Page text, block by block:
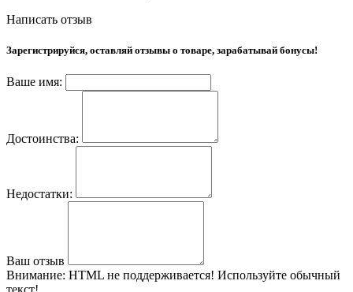
Написать отзыв
Зарегистрируйся, оставляй отзывы о товаре, зарабатывай бонусы!
Ваше имя:
Достоинства:
Недостатки:
Ваш отзыв
Внимание: HTML не поддерживается! Используйте обычный